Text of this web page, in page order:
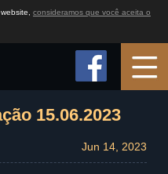
consideramos que você aceita o
Início
Informações do Jogo
15.06.2023
Jun 14, 2023